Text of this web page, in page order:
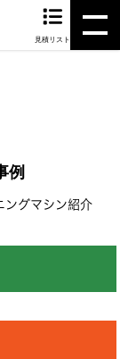
見積リスト
例
ングマシン紹介